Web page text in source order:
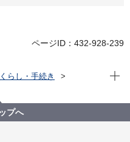
ページID：432-928-239
くらし・手続き
わう」
う(よこはま地産地消サポー
現在
プへ